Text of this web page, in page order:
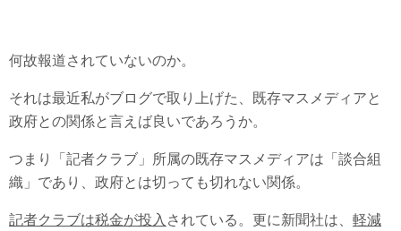
何故報道されていないのか。
それは最近私がブログで取り上げた、既存マスメディアと
政府との関係と言えば良いであろうか。
つまり「記者クラブ」所属の既存マスメディアは「談合組
織」であり、政府とは切っても切れない関係。
記者クラブは税金が投入 されている。更に新聞社は、 軽減